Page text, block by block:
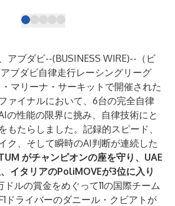
アブダビ--(BUSINESS WIRE)-- （ビ
ブダビ自律走行レーシングリーグ
・マリーナ・サーキットで開催された
ァイナルにおいて、6台の完全自律
の性能の限界に挑み、自律技術にと
もたらしました。記録的スピード、
ク、そして瞬時のAI判断が連続した
がチャンピオンの座を守り、UAE
イタリアのPoliMOVEが3位に入り
ドルの賞金をめぐって11の国際チーム
ドライバーのダニール・クビアトが